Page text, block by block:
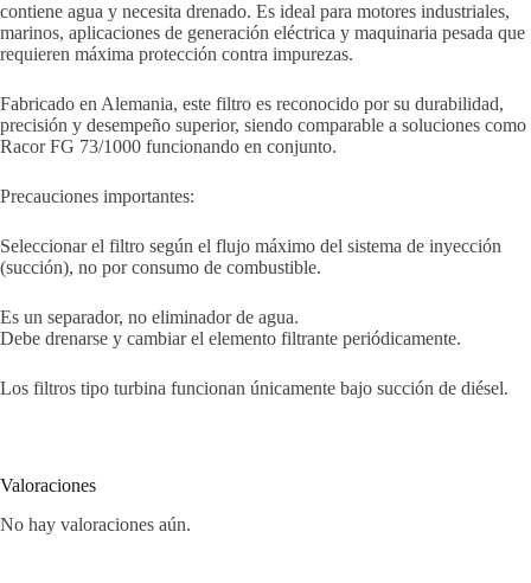
contiene agua y necesita drenado. Es ideal para motores industriales,
marinos, aplicaciones de generación eléctrica y maquinaria pesada que
requieren máxima protección contra impurezas.
Fabricado en Alemania, este filtro es reconocido por su durabilidad,
precisión y desempeño superior, siendo comparable a soluciones como
Racor FG 73/1000 funcionando en conjunto.
Precauciones importantes:
Seleccionar el filtro según el flujo máximo del sistema de inyección
(succión), no por consumo de combustible.
Es un separador, no eliminador de agua.
Debe drenarse y cambiar el elemento filtrante periódicamente.
Los filtros tipo turbina funcionan únicamente bajo succión de diésel.
Valoraciones
No hay valoraciones aún.